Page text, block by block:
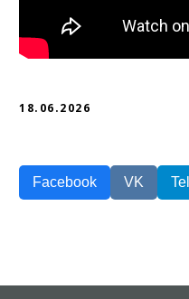
18.06.2026
Facebook VK